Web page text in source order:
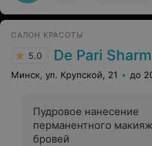
САЛОН КРАСОТЫ
5.0 De Pari Sharm
Минск, ул. Крупской, 21 до
Пудровое нанесение
перманентного
бровей